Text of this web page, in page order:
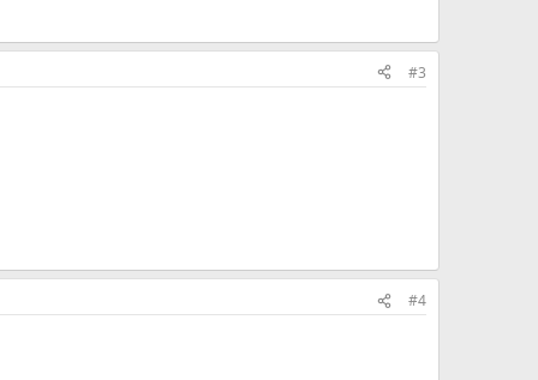
#3
#4